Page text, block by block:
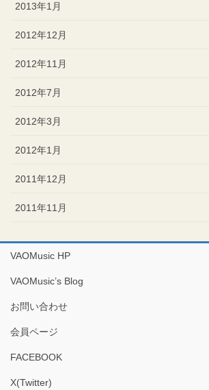
2013年1月
2012年12月
2012年11月
2012年7月
2012年3月
2012年1月
2011年12月
2011年11月
VAOMusic HP
VAOMusic’s Blog
お問い合わせ
会員ページ
FACEBOOK
X(Twitter)